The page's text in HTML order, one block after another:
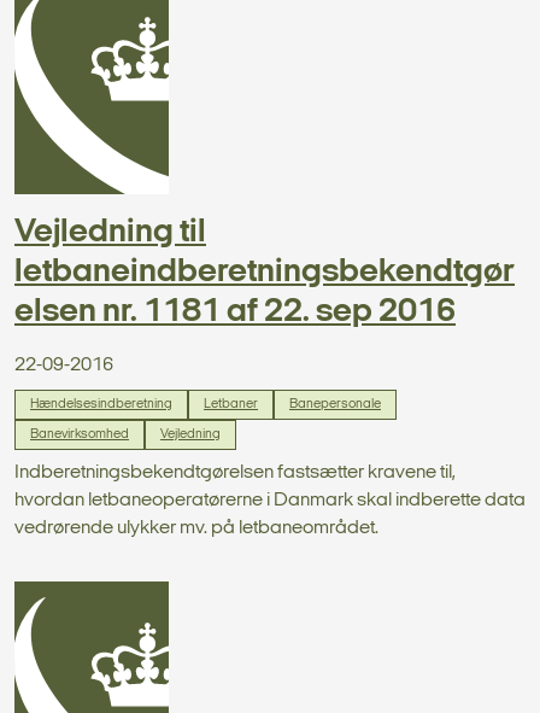
Vejledning til
letbaneindberetningsbekendtgør
elsen nr. 1181 af 22. sep 2016
22-09-2016
Hændelsesindberetning Letbaner Banepersonale
Banevirksomhed Vejledning
Indberetningsbekendtgørelsen fastsætter kravene til,
hvordan letbaneoperatørerne i Danmark skal indberette data
vedrørende ulykker mv. på letbaneområdet.